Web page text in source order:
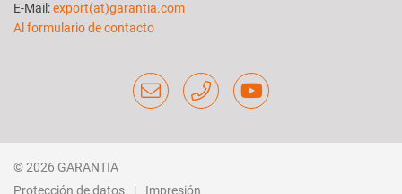
E-Mail:export(at)garantia.com
Al formulario de contacto
© 2026 GARANTIA
Protección de datos
Impresión